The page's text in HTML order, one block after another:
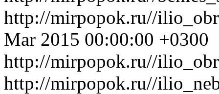
http://mirpopok.ru//
Mar 2015 00:00:00 +0300
http://mirpopok.ru//
http://mirpopok.ru//